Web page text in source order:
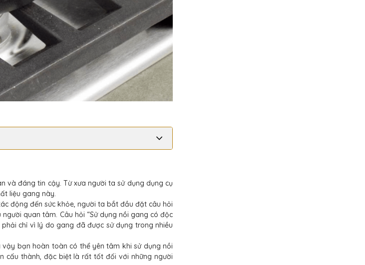
và đáng tin cậy. Từ xưa người ta sử dụng dụng cụ
liệu gang này.
động đến sức khỏe, người ta bắt đầu đặt câu hỏi
quan tâm. Câu hỏi “Sử dụng nồi gang có độc
chỉ vì lý do gang đã được sử dụng trong nhiều
bạn hoàn toàn có thể yên tâm khi sử dụng nồi
cấu thành, đặc biệt là rất tốt đối với những người